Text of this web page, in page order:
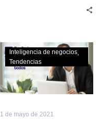
Cinco
predicciones
que
creemos
el
Inteligencia de negocios
Tendencias
1 de mayo de 2021